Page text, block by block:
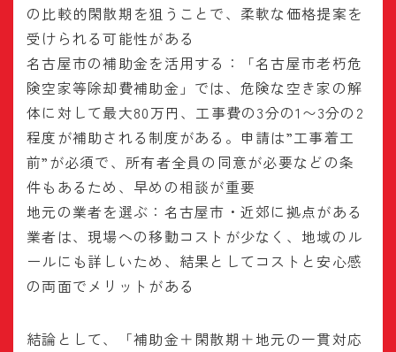
の比較的閑散期を狙うことで、柔軟な価格提案を
受けられる可能性がある
名古屋市の補助金を活用する：「名古屋市老朽危
険空家等除却費補助金」では、危険な空き家の解
体に対して最大80万円、工事費の3分の1〜3分の2
程度が補助される制度がある。申請は”工事着工
前”が必須で、所有者全員の同意が必要などの条
件もあるため、早めの相談が重要
地元の業者を選ぶ：名古屋市・近郊に拠点がある
業者は、現場への移動コストが少なく、地域のル
ールにも詳しいため、結果としてコストと安心感
の両面でメリットがある
結論として、「補助金＋閑散期＋地元の一貫対応